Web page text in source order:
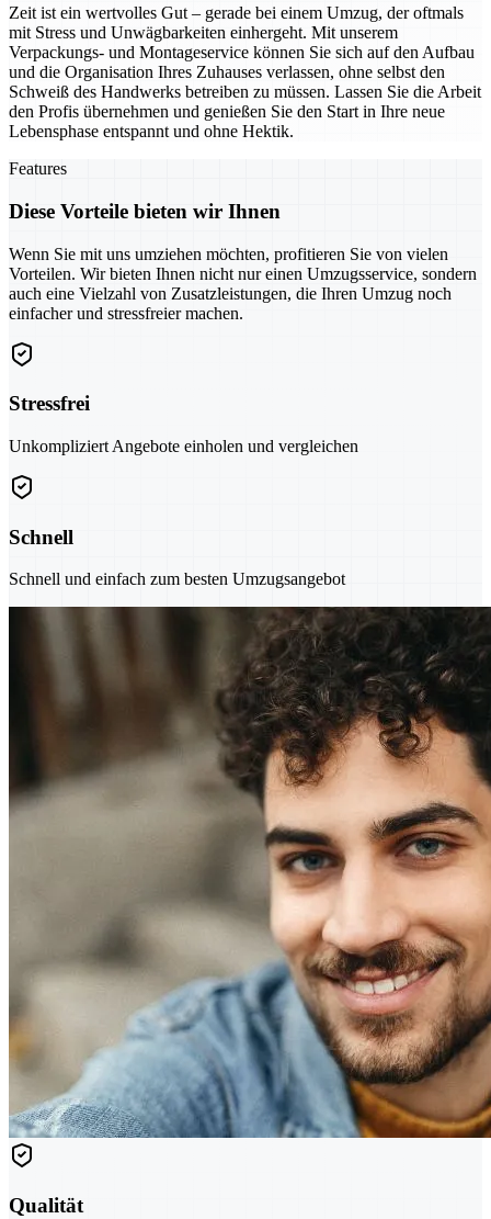
Zeit ist ein wertvolles Gut – gerade bei einem Umzug, der oftmals
mit Stress und Unwägbarkeiten einhergeht. Mit unserem
Verpackungs- und Montageservice können Sie sich auf den Aufbau
und die Organisation Ihres Zuhauses verlassen, ohne selbst den
Schweiß des Handwerks betreiben zu müssen. Lassen Sie die Arbeit
den Profis übernehmen und genießen Sie den Start in Ihre neue
Lebensphase entspannt und ohne Hektik.
Features
Diese Vorteile bieten wir Ihnen
Wenn Sie mit uns umziehen möchten, profitieren Sie von vielen
Vorteilen. Wir bieten Ihnen nicht nur einen Umzugsservice, sondern
auch eine Vielzahl von Zusatzleistungen, die Ihren Umzug noch
einfacher und stressfreier machen.
Stressfrei
Unkompliziert Angebote einholen und vergleichen
Schnell
Schnell und einfach zum besten Umzugsangebot
Qualität